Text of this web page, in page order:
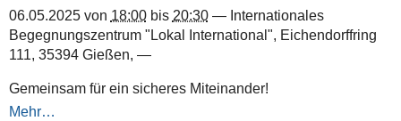
06.05.2025von 18:00bis 20:30 — Internationales
Begegnungszentrum "Lokal International", Eichendorffring
111, 35394 Gießen, —
Gemeinsam für ein sicheres Miteinander!
Mehr…